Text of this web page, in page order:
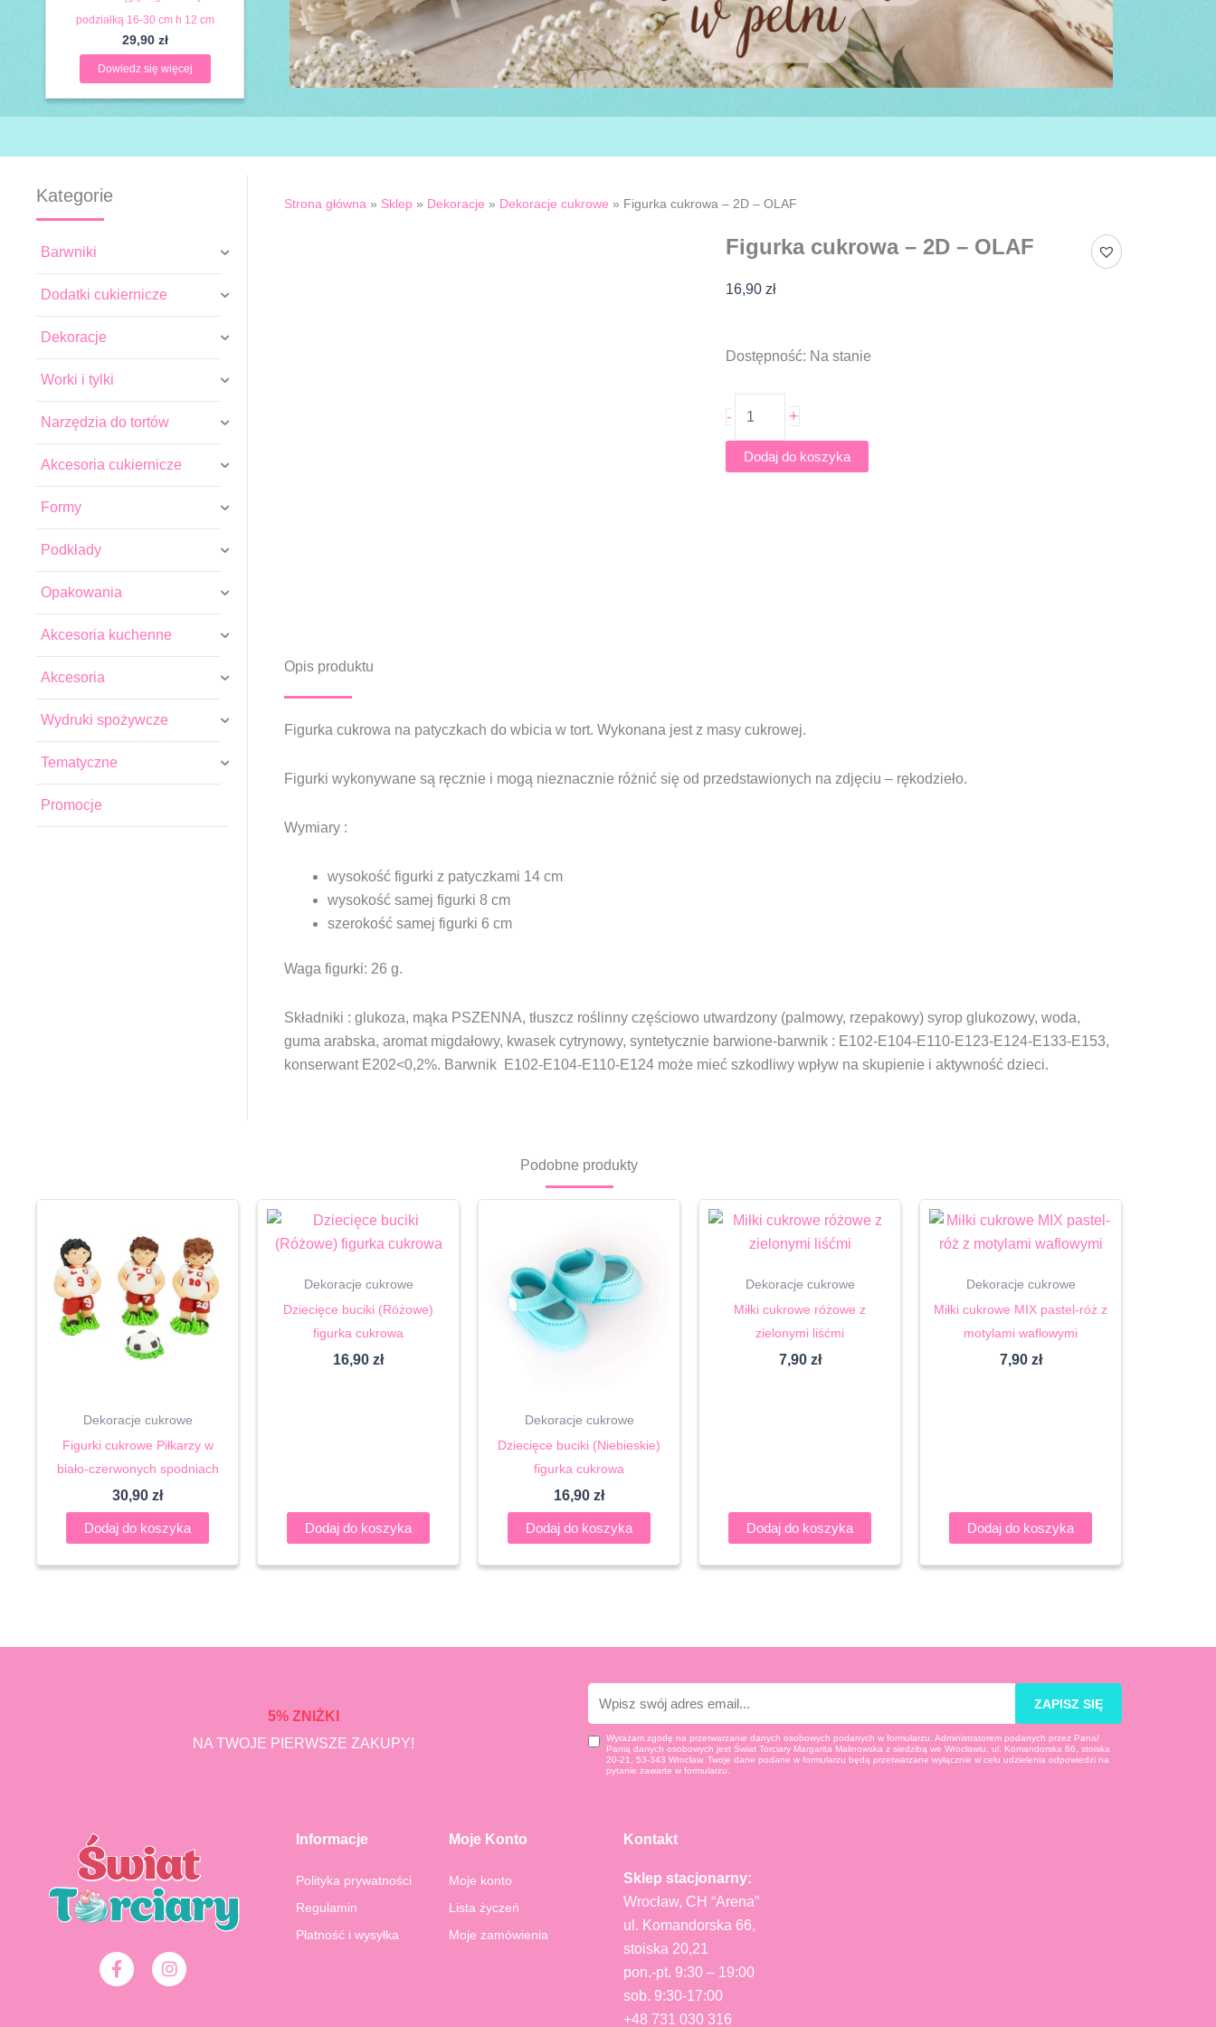
podziałką 16-30 cm h 12 cm
29,90 zł
Dowiedz się więcej
Kategorie
Barwniki
Dodatki cukiernicze
Dekoracje
Worki i tylki
Narzędzia do tortów
Akcesoria cukiernicze
Formy
Podkłady
Opakowania
Akcesoria kuchenne
Akcesoria
Wydruki spożywcze
Tematyczne
Promocje
Strona główna » Sklep » Dekoracje » Dekoracje cukrowe » Figurka cukrowa – 2D – OLAF
Figurka cukrowa – 2D – OLAF
16,90 zł
Dostępność: Na stanie
-
ilość
2D
-
+
Dodaj do koszyka
Opis produktu
Figurka cukrowa na patyczkach do wbicia w tort. Wykonana jest z masy cukrowej.
Figurki wykonywane są ręcznie i mogą nieznacznie różnić się od przedstawionych na zdjęciu – rękodzieło.
Wymiary :
wysokość figurki z patyczkami 14 cm
wysokość samej figurki 8 cm
szerokość samej figurki 6 cm
Waga figurki: 26 g.
Składniki : glukoza, mąka PSZENNA, tłuszcz roślinny częściowo utwardzony (palmowy, rzepakowy) syrop glukozowy, woda,
guma arabska, aromat migdałowy, kwasek cytrynowy, syntetycznie barwione-barwnik : E102-E104-E110-E123-E124-E133-E153,
konserwant E202<0,2%. Barwnik E102-E104-E110-E124 może mieć szkodliwy wpływ na skupienie i aktywność dzieci.
Podobne produkty
Dekoracje cukrowe
Figurki cukrowe Piłkarzy w
biało-czerwonych spodniach
30,90 zł
Dodaj do koszyka
Dekoracje cukrowe
Dziecięce buciki (Różowe)
figurka cukrowa
16,90 zł
Dodaj do koszyka
Dekoracje cukrowe
Dziecięce buciki (Niebieskie)
figurka cukrowa
16,90 zł
Dodaj do koszyka
Dekoracje cukrowe
Miłki cukrowe różowe z
zielonymi liśćmi
7,90 zł
Dodaj do koszyka
Dekoracje cukrowe
Miłki cukrowe MIX pastel-róż z
motylami waflowymi
7,90 zł
Dodaj do koszyka
5% ZNIŻKI
NA TWOJE PIERWSZE ZAKUPY!
mail
Wyrażam zgodę na przetwarzanie danych osobowych podanych w formularzu. Administratorem podanych przez Pana/
Panią danych osobowych jest Świat Torciary Margarita Malinowska z siedzibą we Wrocławiu, ul. Komandorska 66, stoiska
20-21, 53-343 Wrocław. Twoje dane podane w formularzu będą przetwarzane wyłącznie w celu udzielenia odpowiedzi na
pytanie zawarte w formularzu.
ZAPISZ SIĘ
F
a
I
n
Informacje
Polityka prywatności
Regulamin
Płatność i wysyłka
Moje Konto
Moje konto
Lista życzeń
Moje zamówienia
Kontakt
Sklep stacjonarny:
Wrocław, CH “Arena”
ul. Komandorska 66,
stoiska 20,21
pon.-pt. 9:30 – 19:00
sob. 9:30-17:00
+48 731 030 316